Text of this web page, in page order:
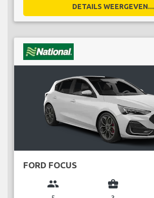
DETAILS WEERGEVEN...
FORD FOCUS
group business_center